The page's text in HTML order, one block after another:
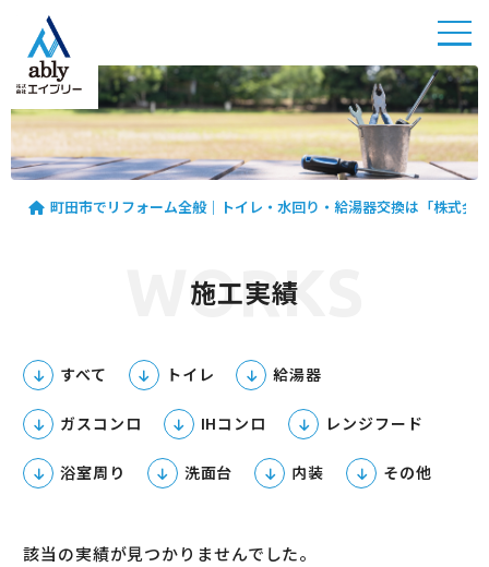
町田市
でリフ
ォーム
トイ
「株式
会社エ
イブリ
ー」
町田市でリフォーム全般｜トイレ・水回り・給湯器交換は「株式会
施工実績
WORKS
すべて トイレ 給湯器
ガスコンロ IHコンロ レンジフード
浴室周り 洗面台 内装 その他
該当の実績が見つかりませんでした。